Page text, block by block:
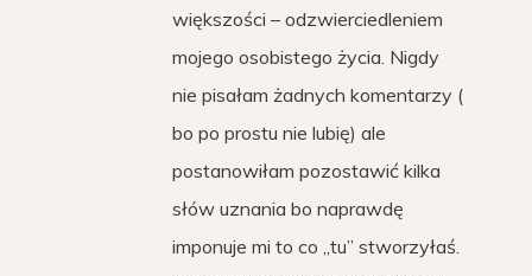
większości – odzwierciedleniem
mojego osobistego życia. Nigdy
nie pisałam żadnych komentarzy (
bo po prostu nie lubię) ale
postanowiłam pozostawić kilka
słów uznania bo naprawdę
imponuje mi to co „tu” stworzyłaś.